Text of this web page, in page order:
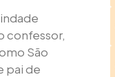
confessor,
São
pai de